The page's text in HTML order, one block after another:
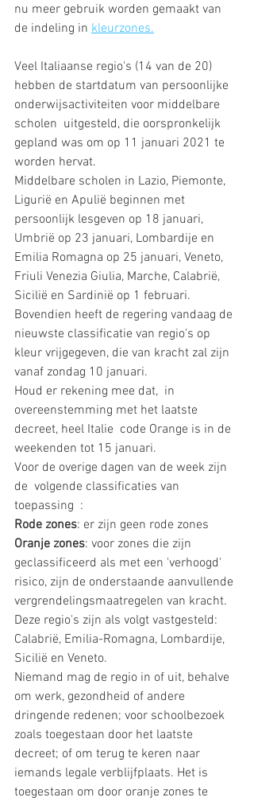
nu meer gebruik worden gemaakt van
de indeling in kleurzones.
Veel Italiaanse regio's (14 van de 20)
hebben de startdatum van persoonlijke
onderwijsactiviteiten voor middelbare
scholen  uitgesteld, die oorspronkelijk
gepland was om op 11 januari 2021 te
worden hervat.
Middelbare scholen in Lazio, Piemonte,
Ligurië en Apulië beginnen met
persoonlijk lesgeven op 18 januari,
Umbrië op 23 januari, Lombardije en
Emilia Romagna op 25 januari, Veneto,
Friuli Venezia Giulia, Marche, Calabrië,
Sicilië en Sardinië op 1 februari.
Bovendien heeft de regering vandaag de
nieuwste classificatie van regio's op
kleur vrijgegeven, die van kracht zal zijn
vanaf zondag 10 januari.
Houd er rekening mee dat,  in
overeenstemming met het laatste
decreet, heel Italie  code Orange is in de
weekenden tot 15 januari.
Voor de overige dagen van de week zijn
de  volgende classificaties van
toepassing  :
Rode zones: er zijn geen rode zones
Oranje zones: voor zones die zijn
geclassificeerd als met een 'verhoogd'
risico, zijn de onderstaande aanvullende
vergrendelingsmaatregelen van kracht.
Deze regio's zijn als volgt vastgesteld:
Calabrië, Emilia-Romagna, Lombardije,
Sicilië en Veneto.
Niemand mag de regio in of uit, behalve
om werk, gezondheid of andere
dringende redenen; voor schoolbezoek
zoals toegestaan ​​door het laatste
decreet; of om terug te keren naar
iemands legale verblijfplaats. Het is
toegestaan ​​om door oranje zones te